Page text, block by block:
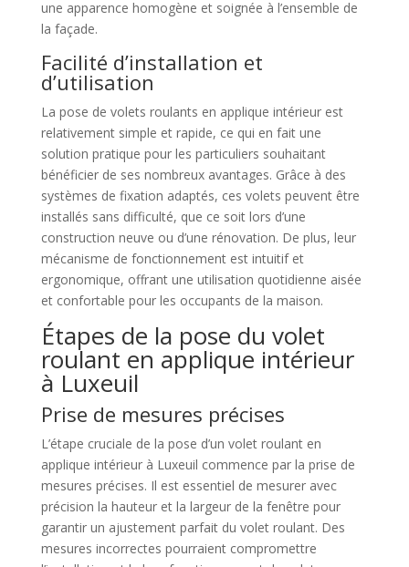
une apparence homogène et soignée à l’ensemble de
la façade.
Facilité d’installation et
d’utilisation
La pose de volets roulants en applique intérieur est
relativement simple et rapide, ce qui en fait une
solution pratique pour les particuliers souhaitant
bénéficier de ses nombreux avantages. Grâce à des
systèmes de fixation adaptés, ces volets peuvent être
installés sans difficulté, que ce soit lors d’une
construction neuve ou d’une rénovation. De plus, leur
mécanisme de fonctionnement est intuitif et
ergonomique, offrant une utilisation quotidienne aisée
et confortable pour les occupants de la maison.
Étapes de la pose du volet
roulant en applique intérieur
à Luxeuil
Prise de mesures précises
L’étape cruciale de la pose d’un volet roulant en
applique intérieur à Luxeuil commence par la prise de
mesures précises. Il est essentiel de mesurer avec
précision la hauteur et la largeur de la fenêtre pour
garantir un ajustement parfait du volet roulant. Des
mesures incorrectes pourraient compromettre